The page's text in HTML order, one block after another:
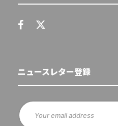
ニュースレター登録